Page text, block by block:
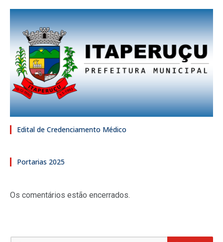
Edital de Credenciamento Médico
Portarias 2025
Os comentários estão encerrados.